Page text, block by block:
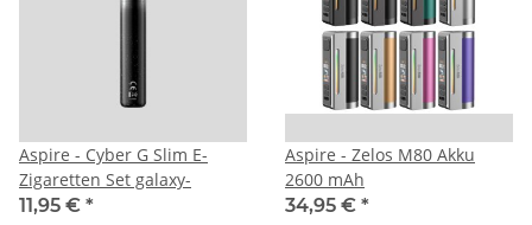
Aspire - Cyber G Slim E-
Zigaretten Set galaxy-
11,95 € *
Aspire - Zelos M80 Akku
2600 mAh
34,95 € *